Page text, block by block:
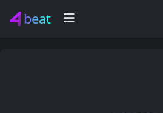
beat